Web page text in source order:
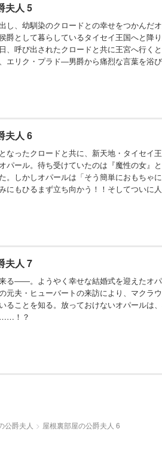
夫人 5
し、幼馴染のクロードとの幸せをつかんだ
爵として暮らしているタイセイ王国へと降
、呼び出されたクロードと共に王宮へ行く
エリク・プラド―男爵から痛烈な言葉を浴
夫人 6
なったクロードと共に、新天地・タイセイ
パール。待ち受けていたのは『魔性の女』
。しかしオパールは「そう簡単におもちゃ
にもひるまず立ち向かう！！そしてついに
夫人 7
る――。ようやく幸せな結婚式を迎えたオ
元夫・ヒューバートの来訪により、マクラ
ることを知る。放っておけないオパールは
……！？
公爵夫人 屋根裏部屋の公爵夫人 6